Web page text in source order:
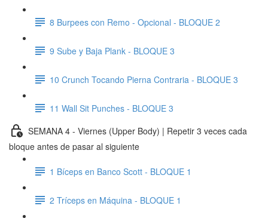
8 Burpees con Remo - Opcional - BLOQUE 2
9 Sube y Baja Plank - BLOQUE 3
10 Crunch Tocando Pierna Contraria - BLOQUE 3
11 Wall Sit Punches - BLOQUE 3
SEMANA 4 - Viernes (Upper Body) | Repetir 3 veces cada
bloque antes de pasar al siguiente
1 Bíceps en Banco Scott - BLOQUE 1
2 Tríceps en Máquina - BLOQUE 1